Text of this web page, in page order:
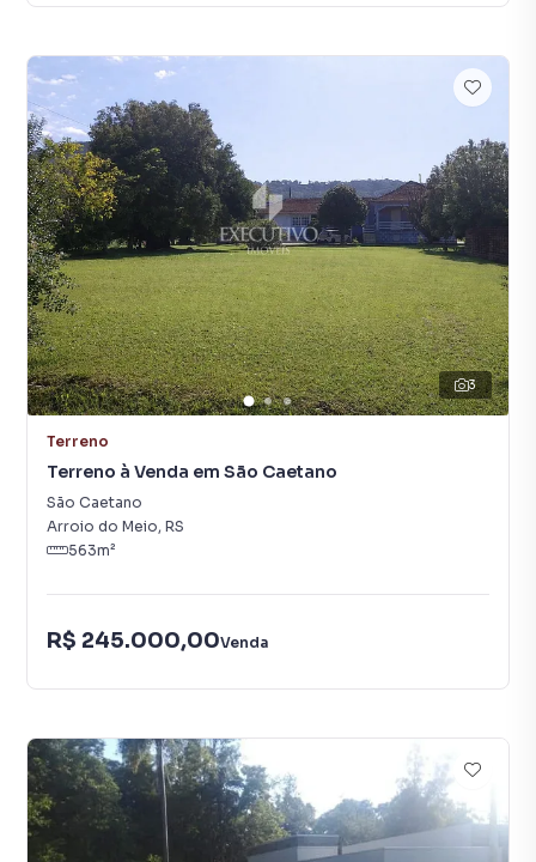
3
Terreno
Terreno à Venda em São Caetano
São Caetano
Arroio do Meio, RS
563m²
R$ 245.000,00Venda